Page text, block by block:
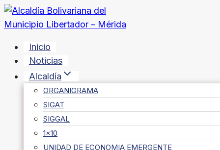
Saltar
al
Inicio
Noticias
Alcaldía
ORGANIGRAMA
SIGAT
SIGGAL
1×10
UNIDAD DE ECONOMIA EMERGENTE